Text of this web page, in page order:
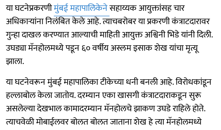
या घटनेप्रकरणीमुंबई महापालिकेनेसहाय्यक आयुक्तांसह चार
अधिकाऱ्यांना निलंबित केले आहे. त्याचबरोबर या प्रकरणी कंत्राटदारावर
गुन्हा दाखल करण्यात आल्याची माहिती आयुक्त अश्विनी भिडे यांनी दिली.
उघड्या मॅनहोलमध्ये पडून ६० वर्षीय अस्लम इसाक शेख यांचा मृत्यू
झाला.
या घटनेवरून मुंबई महापालिका टीकेच्या धनी बनली आहे. विरोधकांडून
हल्लाबोल केला जातोय. दरम्यान एका खासगी कंत्राटदाराकडून सुरू
असलेल्या देखभाल कामादरम्यान मॅनहोलचे झाकण उघडे राहिले होते.
त्याचवेळी मोबाईलवर बोलत बोलत जाताना शेख हे त्या मॅनहोलमध्ये